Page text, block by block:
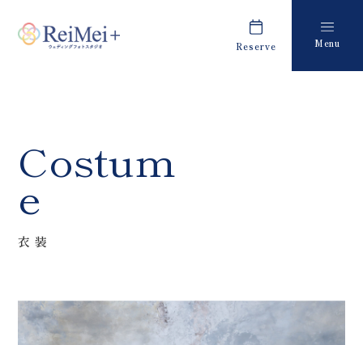
Reserve Menu
Costume
衣装
About us
私たちについて
Studio Blog
Costum
e
衣装